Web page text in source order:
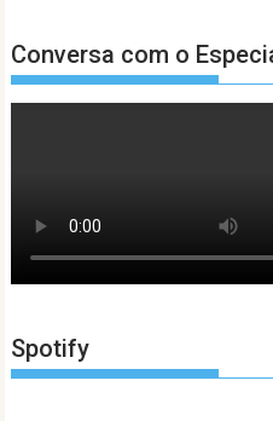
Conversa com o
Spotify